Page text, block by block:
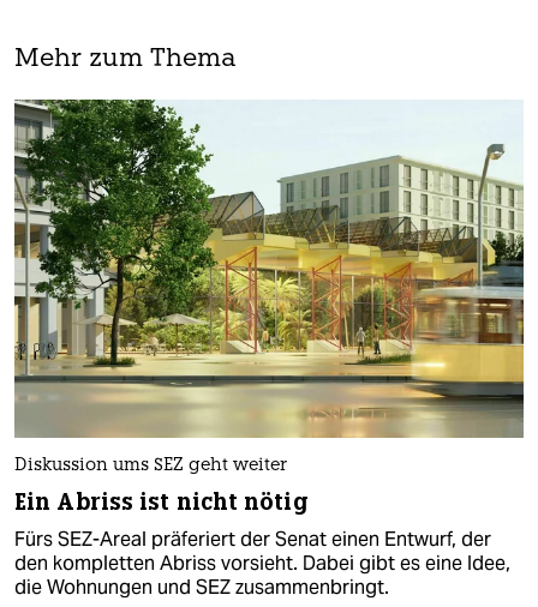
Mehr zum Thema
Diskussion ums SEZ geht weiter
Ein Abriss ist nicht nötig
Fürs SEZ-Areal präferiert der Senat einen Entwurf, der
den kompletten Abriss vorsieht. Dabei gibt es eine Idee,
die Wohnungen und SEZ zusammenbringt.